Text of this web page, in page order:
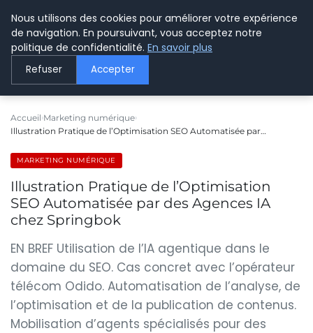
LE WEBMARKETING
Accueil Marketing numérique
Illustration Pratique de l’Optimisation SEO Automatisée par…
MARKETING NUMÉRIQUE
Illustration Pratique de l’Optimisation
SEO Automatisée par des Agences IA
chez Springbok
EN BREF Utilisation de l’IA agentique dans le
domaine du SEO. Cas concret avec l’opérateur
télécom Odido. Automatisation de l’analyse, de
l’optimisation et de la publication de contenus.
Mobilisation d’agents spécialisés pour des
Nous utilisons des cookies pour améliorer votre expérience
de navigation. En poursuivant, vous acceptez notre
politique de confidentialité. En savoir plus
Refuser Accepter